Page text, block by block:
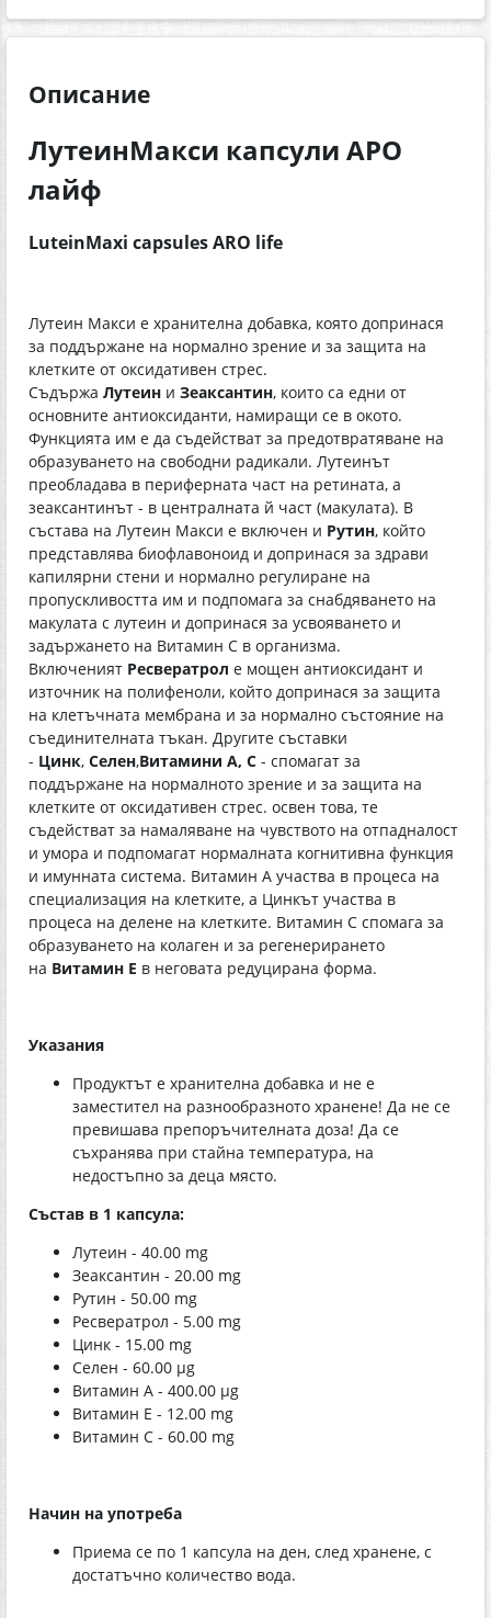
Описание
ЛутеинМакси капсули АРО
лайф
LuteinMaxi capsules ARO life
Лутеин Макси е хранителна добавка, която допринася
за поддържане на нормално зрение и за защита на
клетките от оксидативен стрес.
Съдържа Лутеин и Зеаксантин, които са едни от
основните антиоксиданти, намиращи се в окото.
Функцията им е да съдействат за предотвратяване на
образуването на свободни радикали. Лутеинът
преобладава в периферната част на ретината, а
зеаксантинът - в централната й част (макулата). В
състава на Лутеин Макси е включен и Рутин, който
представлява биофлавоноид и допринася за здрави
капилярни стени и нормално регулиране на
пропускливостта им и подпомага за снабдяването на
макулата с лутеин и допринася за усвояването и
задържането на Витамин С в организма.
Включеният Ресвератрол е мощен антиоксидант и
източник на полифеноли, който допринася за защита
на клетъчната мембрана и за нормално състояние на
съединителната тъкан. Другите съставки
- Цинк, Селен,Витамини А, С - спомагат за
поддържане на нормалното зрение и за защита на
клетките от оксидативен стрес. освен това, те
съдействат за намаляване на чувството на отпадналост
и умора и подпомагат нормалната когнитивна функция
и имунната система. Витамин А участва в процеса на
специализация на клетките, а Цинкът участва в
процеса на делене на клетките. Витамин С спомага за
образуването на колаген и за регенерирането
на Витамин Е в неговата редуцирана форма.
Указания
Продуктът е хранителна добавка и не е
заместител на разнообразното хранене! Да не се
превишава препоръчителната доза! Да се
съхранява при стайна температура, на
недостъпно за деца място.
Състав в 1 капсула:
Лутеин - 40.00 mg
Зеаксантин - 20.00 mg
Рутин - 50.00 mg
Ресвератрол - 5.00 mg
Цинк - 15.00 mg
Селен - 60.00 µg
Витамин А - 400.00 µg
Витамин Е - 12.00 mg
Витамин С - 60.00 mg
Начин на употреба
Приема се по 1 капсула на ден, след хранене, с
достатъчно количество вода.